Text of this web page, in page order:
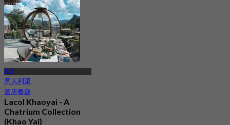
考艾
意大利菜
酒店餐廳
Lacol Khaoyai - A
Chatrium Collection
(Khao Yai)